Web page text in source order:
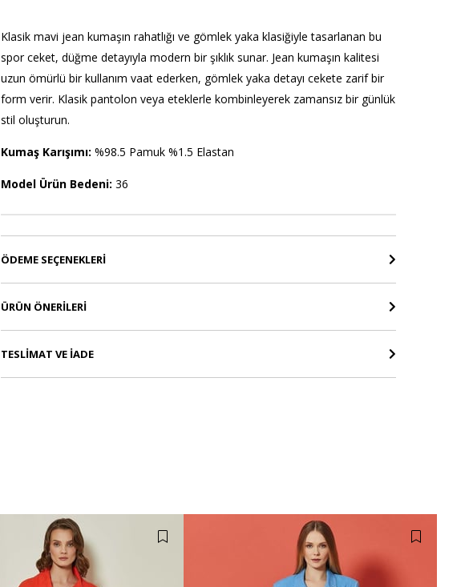
Klasik mavi jean kumaşın rahatlığı ve gömlek yaka klasiğiyle tasarlanan bu
spor ceket, düğme detayıyla modern bir şıklık sunar. Jean kumaşın kalitesi
uzun ömürlü bir kullanım vaat ederken, gömlek yaka detayı cekete zarif bir
form verir. Klasik pantolon veya eteklerle kombinleyerek zamansız bir günlük
stil oluşturun.
Kumaş Karışımı: %98.5 Pamuk %1.5 Elastan
Model Ürün Bedeni: 36
ÖDEME SEÇENEKLERI
ÜRÜN ÖNERILERI
TESLIMAT VE İADE